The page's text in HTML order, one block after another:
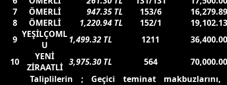
7
ÖMERLİ 947.35 TL 153/6
16,279.89
8
ÖMERLİ 1,220.94 TL 152/1
19,102.13
9 YEŞİLÇOML
U
1,499.32 TL 1211
36,400.00
10
YENİ
ZİRAATLİ 3,975.30 TL 564
70,000.00
Taliplilerin ; Geçici teminat makbuzlarını,